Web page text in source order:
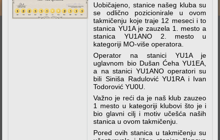
Uobičajeno, stanice našeg kluba su
se odlično pozicionirale u ovom
takmičenju koje traje 12 meseci i to
stanica YU1A je zauzela 1. mesto a
stanica YU1ANO 2. mesto u
kategoriji MO-više operatora.
Operator na stanici YU1A je
uglavnom bio Dušan Ćeha YU1EA,
a na stanici YU1ANO operatori su
bili Siniša Radulović YU1RA i Ivan
Todorović YU0U.
Važno je reći da je naš klub zauzeo
1 mesto u kategoriji klubovi što je i
bio glavni cilj i motiv učešća naših
stanica u ovom takmičenju.
Pored ovih stanica u takmičenju su